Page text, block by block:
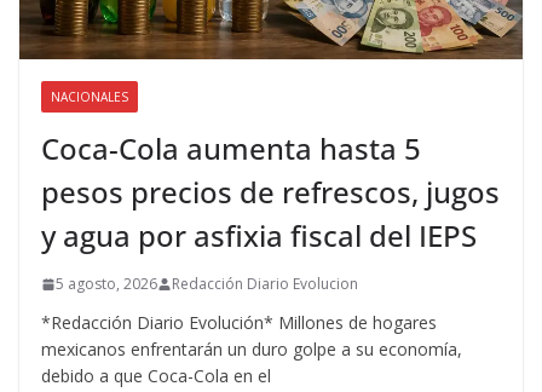
NACIONALES
Coca-Cola aumenta hasta 5
pesos precios de refrescos, jugos
y agua por asfixia fiscal del IEPS
5 agosto, 2026 Redacción Diario Evolucion
*Redacción Diario Evolución* Millones de hogares
mexicanos enfrentarán un duro golpe a su economía,
debido a que Coca-Cola en el